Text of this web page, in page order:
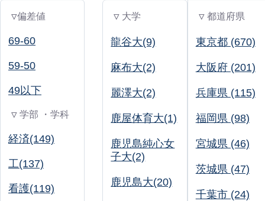
▽偏差値
69-60
59-50
49以下
▽ 学部 ・学科
経済(149)
工(137)
看護(119)
▽ 大学
龍谷大(9)
麻布大(2)
麗澤大(2)
鹿屋体育大(1)
鹿児島純心女
子大(2)
鹿児島大(20)
▽ 都道府県
東京都 (670)
大阪府 (201)
兵庫県 (115)
福岡県 (98)
宮城県 (46)
茨城県 (47)
千葉市 (24)